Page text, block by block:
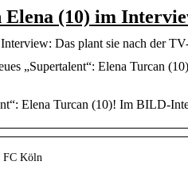
Elena (10) im
Das plant sie nach der
„Supertalent“: Elena Turcan
Elena Turcan (10)! Im BILD-
FC Köln